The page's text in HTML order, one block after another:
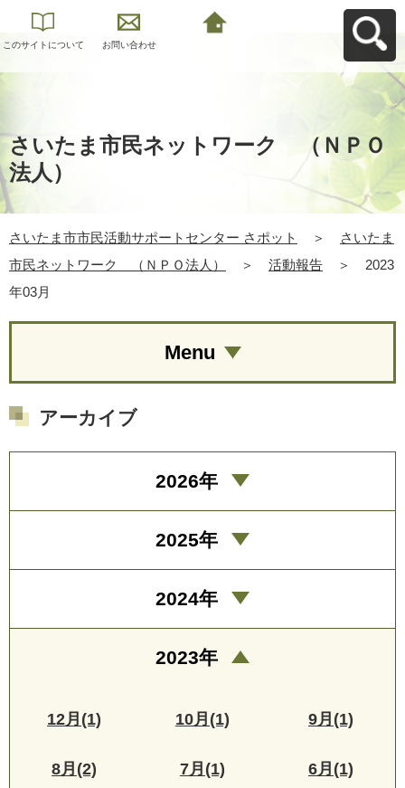
このサイトについて お問い合わせ
さいたま市民ネットワーク （ＮＰＯ
法人）
さいたま市市民活動サポートセンター さポット ＞
さいたま
市民ネットワーク （ＮＰＯ法人）
＞ 活動報告 ＞
2023
年03月
Menu
アーカイブ
2026年
2025年
2024年
2023年
12月(1) 10月(1) 9月(1)
8月(2) 7月(1) 6月(1)